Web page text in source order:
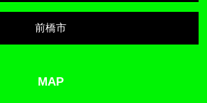
前橋市
MAP